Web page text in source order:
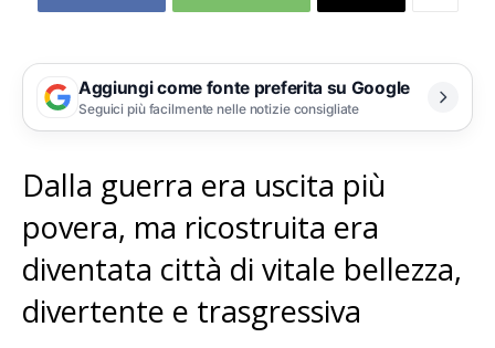
Aggiungi come fonte preferita su Google
Seguici più facilmente nelle notizie consigliate
Dalla guerra era uscita più
povera, ma ricostruita era
diventata città di vitale bellezza,
divertente e trasgressiva